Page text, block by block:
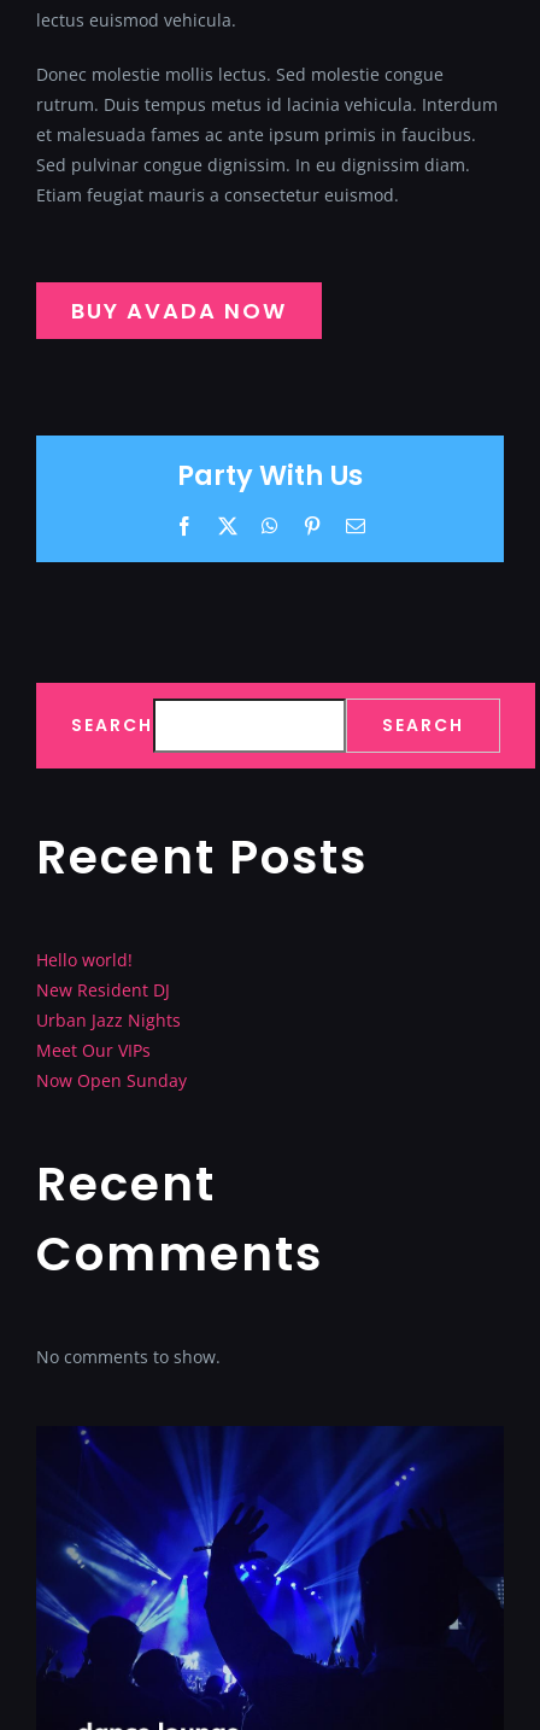
lectus euismod vehicula.
Donec molestie mollis lectus. Sed molestie congue
rutrum. Duis tempus metus id lacinia vehicula. Interdum
et malesuada fames ac ante ipsum primis in faucibus.
Sed pulvinar congue dignissim. In eu dignissim diam.
Etiam feugiat mauris a consectetur euismod.
BUY AVADA NOW
Party With Us
Facebook WhatsApp
PinterestEmail
SEARCH SEARCH
Recent Posts
Hello world!
New Resident DJ
Urban Jazz Nights
Meet Our VIPs
Now Open Sunday
Recent
Comments
No comments to show.